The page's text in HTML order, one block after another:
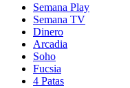
Semana Play
Semana TV
Dinero
Arcadia
Soho
in
new
Fucsia
in
4 Patas